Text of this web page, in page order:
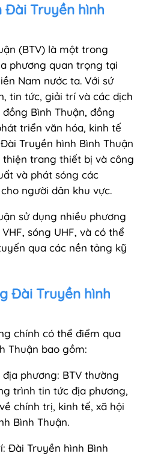
Đài Truyền hình
(BTV) là một trong
phương quan trọng tại
Nam nước ta. Với sứ
tin tức, giải trí và các dịch
Bình Thuận, đồng
triển văn hóa, kinh tế
Truyền hình Bình Thuận
trang thiết bị và công
và phát sóng các
người dân khu vực.
sử dụng nhiều phương
sóng UHF, và có thể
qua các nền tảng kỹ
Đài Truyền hình
chính có thể điểm qua
Thuận bao gồm:
phương: BTV thường
trình tin tức địa phương,
chính trị, kinh tế, xã hội
Bình Thuận.
Đài Truyền hình Bình